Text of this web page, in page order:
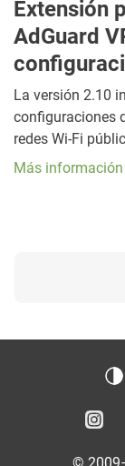
Extensión
AdGuard
La versión 2.10
configuraciones
redes Wi-Fi
Más información